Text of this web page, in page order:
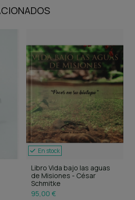
En stock
Libro Vida bajo las aguas
de Misiones - César
Schmitke
95,00 €